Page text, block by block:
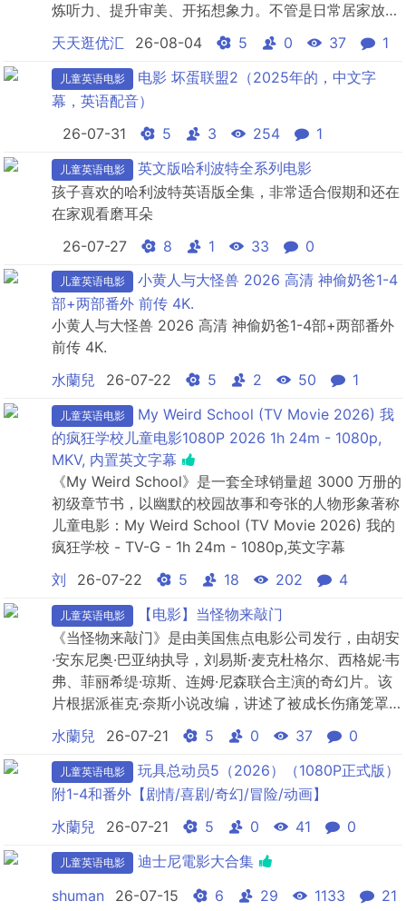
炼听力、提升审美、开拓想象力。不管是日常居家放
松，还是孩子美育启蒙都很合适，建议家长保存收藏，
闲暇陪同孩子慢慢观看。
天天逛优汇 26-08-04 5 0 37 1
儿童英语电影
电影 坏蛋联盟2（2025年的，中文字
幕，英语配音）
26-07-31
5 3 254 1
儿童英语电影
英文版哈利波特全系列电影
孩子喜欢的哈利波特英语版全集，非常适合假期和还在
在家观看磨耳朵
26-07-27
8 1 33 0
儿童英语电影
小黄人与大怪兽 2026 高清 神偷奶爸1-4
部+两部番外 前传 4K.
小黄人与大怪兽 2026 高清 神偷奶爸1-4部+两部番外
前传 4K.
水蘭兒
26-07-22 5 2 50 1
儿童英语电影
My Weird School (TV Movie 2026) 我
的疯狂学校儿童电影1080P 2026 1h 24m - 1080p,
MKV, 内置英文字幕
《My Weird School》是一套全球销量超 3000 万册的
初级章节书，以幽默的校园故事和夸张的人物形象著称
儿童电影：My Weird School (TV Movie 2026) 我的
疯狂学校 - TV-G - 1h 24m - 1080p,英文字幕
刘
26-07-22 5 18 202 4
儿童英语电影
【电影】当怪物来敲门
《当怪物来敲门》是由美国焦点电影公司发行，由胡安
·安东尼奥·巴亚纳执导，刘易斯·麦克杜格尔、西格妮·韦
弗、菲丽希缇·琼斯、连姆·尼森联合主演的奇幻片。该
片根据派崔克·奈斯小说改编，讲述了被成长伤痛笼罩
的少年康纳在“树人蜀黍”的奇妙感召下，战胜梦魇与伤
痛，直面人生生死离别的成长治愈故事。
水蘭兒 26-07-21 5 0 37 0
儿童英语电影
玩具总动员5（2026）（1080P正式版）
附1-4和番外【剧情/喜剧/奇幻/冒险/动画】
水蘭兒
26-07-21 5 0 41 0
儿童英语电影
迪士尼電影大合集
shuman
26-07-15 6 29 1133 21